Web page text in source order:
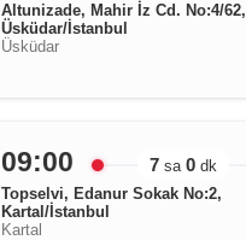
Altunizade, Mahir İz Cd. No:4/62,
Üsküdar/İstanbul
Üsküdar
09:00
Topselvi, Edanur Sokak No:2,
Kartal/İstanbul
Kartal
7 sa 0 dk